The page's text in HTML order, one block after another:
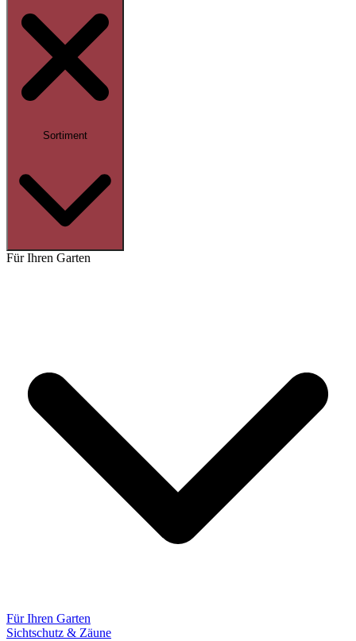
Sortiment
Für Ihren Garten
Für Ihren Garten
Sichtschutz & Zäune